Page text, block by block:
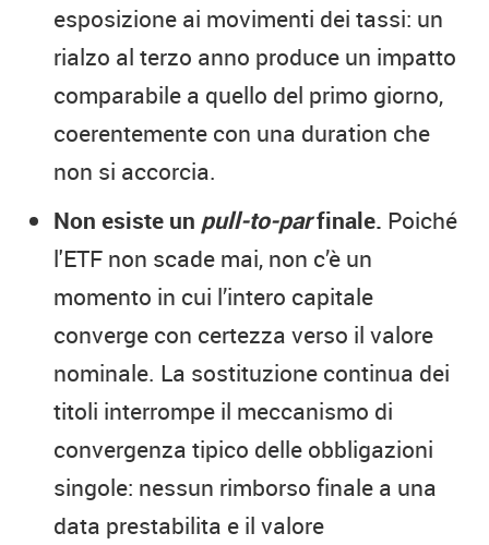
esposizione ai movimenti dei tassi: un
rialzo al terzo anno produce un impatto
comparabile a quello del primo giorno,
coerentemente con una duration che
non si accorcia.
Non esiste un pull-to-parfinale. Poiché
l'ETF non scade mai, non c’è un
momento in cui l’intero capitale
converge con certezza verso il valore
nominale. La sostituzione continua dei
titoli interrompe il meccanismo di
convergenza tipico delle obbligazioni
singole: nessun rimborso finale a una
data prestabilita e il valore